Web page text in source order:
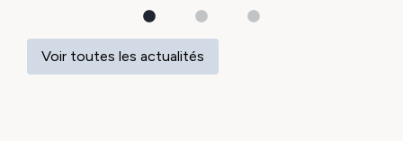
Voir toutes les actualités